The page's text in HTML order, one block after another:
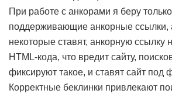
При работе с анкорами я беру
поддерживающие анкорные ссылки,
некоторые ставят, анкорную ссылку
HTML-кода, что вредит сайту,
фиксируют такое, и ставят сайт под
Корректные беклинки привлекают